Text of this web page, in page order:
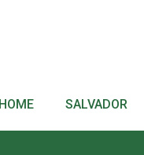
HOME SALVADOR